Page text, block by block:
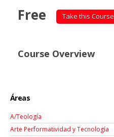
Free Take this Course
Course Overview
Áreas
A/Teología
Arte Performatividad y Tecnología